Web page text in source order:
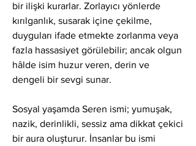
bir ilişki kurarlar. Zorlayıcı yönlerde
kırılganlık, susarak içine çekilme,
duyguları ifade etmekte zorlanma veya
fazla hassasiyet görülebilir; ancak olgun
hâlde isim huzur veren, derin ve
dengeli bir sevgi sunar.
Sosyal yaşamda Seren ismi; yumuşak,
nazik, derinlikli, sessiz ama dikkat çekici
bir aura oluşturur. İnsanlar bu ismi